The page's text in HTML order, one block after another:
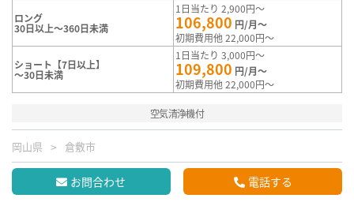
ロング
30日以上～360日未満
1日当たり 2,900円～
106,800 円/月～
初期費用他 22,000円～
ショート【7日以上】
～30日未満
1日当たり 3,000円～
109,800 円/月～
初期費用他 22,000円～
空気清浄機付
岡山県 倉敷市
お問合わせ 電話する